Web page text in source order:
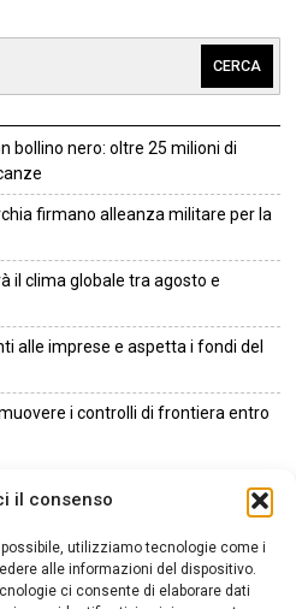
il consenso
utilizziamo tecnologie come i
alle informazioni del dispositivo.
ci consente di elaborare dati
CERCA
bollino nero: oltre 25 milioni di
firmano alleanza militare per la
il clima globale tra agosto e
alle imprese e aspetta i fondi del
i controlli di frontiera entro
CULTURA VIAGGI